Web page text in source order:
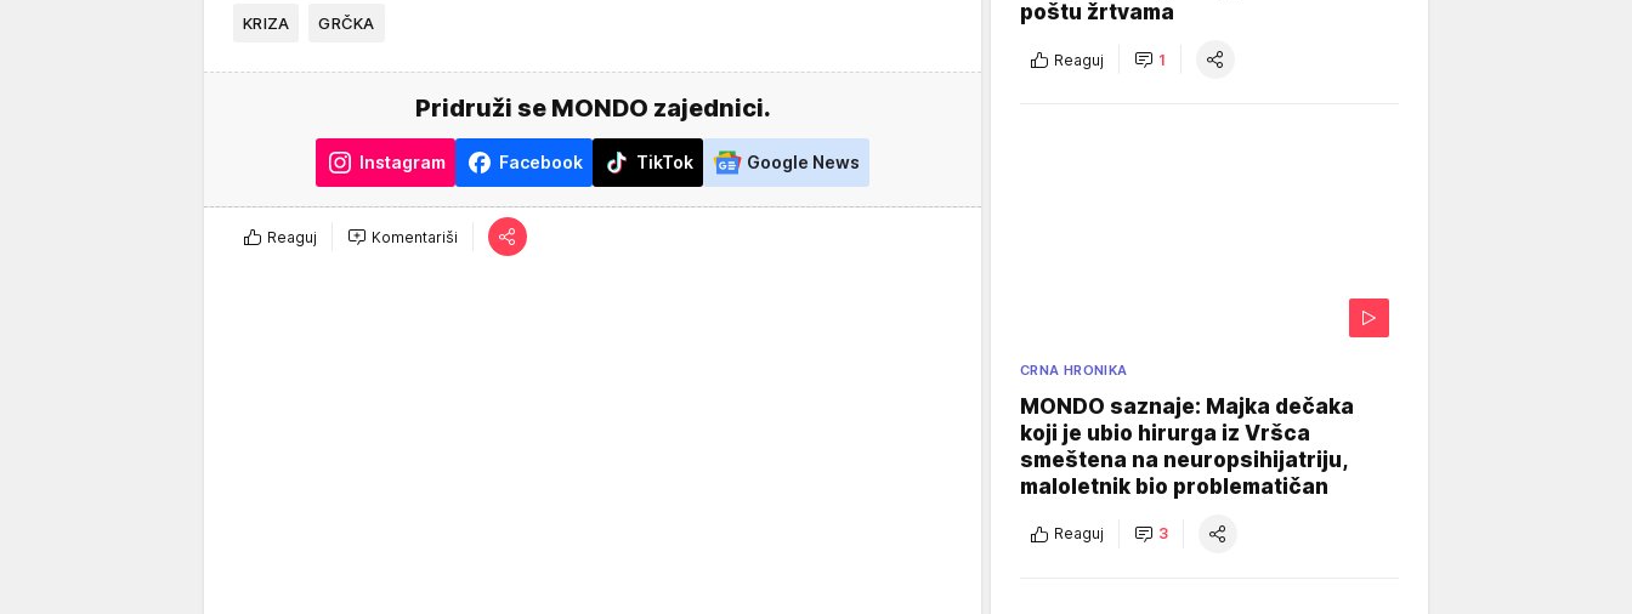
KRIZA GRČKA
Pridruži se MONDO zajednici.
Instagram Facebook TikTok Google News
Reaguj Komentariši
poštu žrtvama
Reaguj 1
CRNA HRONIKA
MONDO saznaje: Majka dečaka
koji je ubio hirurga iz Vršca
smeštena na neuropsihijatriju,
maloletnik bio problematičan
Reaguj 3